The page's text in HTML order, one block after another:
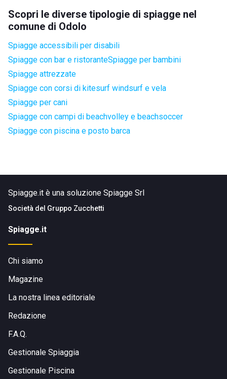
Scopri le diverse tipologie di spiagge nel
comune di Odolo
Spiagge accessibili per disabili
Spiagge con bar e ristoranteSpiagge per bambini
Spiagge attrezzate
Spiagge con corsi di kitesurf windsurf e vela
Spiagge per cani
Spiagge con campi di beachvolley e beachsoccer
Spiagge con piscina e posto barca
Spiagge.it è una soluzione Spiagge Srl
Società del Gruppo Zucchetti
Spiagge.it
Chi siamo
Magazine
La nostra linea editoriale
Redazione
F.A.Q.
Gestionale Spiaggia
Gestionale Piscina